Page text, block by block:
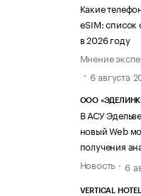
Какие
eSIM: список
в 2026 году
Мнение
6 августа
ООО
В АСУ
новый Web
получения
Новость
6
VERTICAL